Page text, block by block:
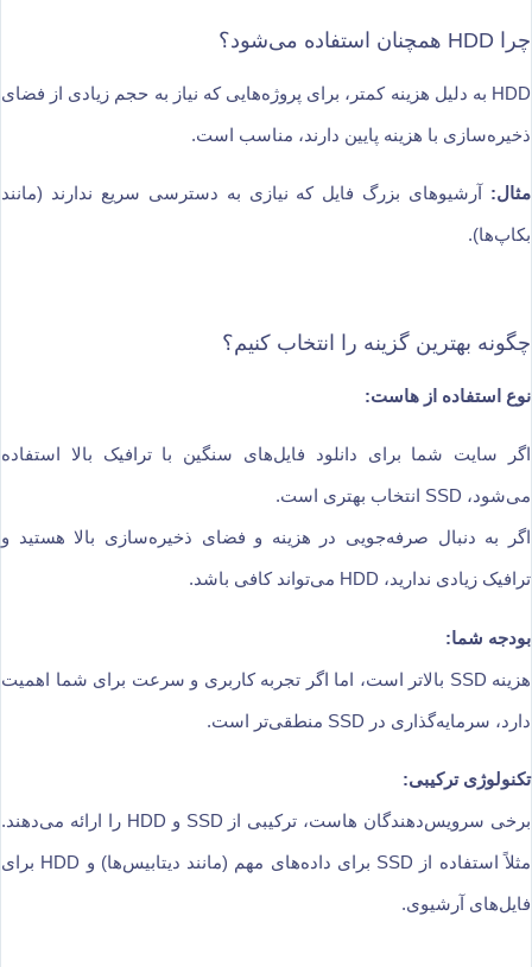
چرا HDD همچنان استفاده می‌شود؟
HDD به دلیل هزینه کمتر، برای پروژه‌هایی که نیاز به حجم زیادی از فضای
ذخیره‌سازی با هزینه پایین دارند، مناسب است.
مثال: آرشیوهای بزرگ فایل که نیازی به دسترسی سریع ندارند (مانند
بکاپ‌ها).
چگونه بهترین گزینه را انتخاب کنیم؟
نوع استفاده از هاست:
اگر سایت شما برای دانلود فایل‌های سنگین با ترافیک بالا استفاده
می‌شود، SSD انتخاب بهتری است.
اگر به دنبال صرفه‌جویی در هزینه و فضای ذخیره‌سازی بالا هستید و
ترافیک زیادی ندارید، HDD می‌تواند کافی باشد.
بودجه شما:
هزینه SSD بالاتر است، اما اگر تجربه کاربری و سرعت برای شما اهمیت
دارد، سرمایه‌گذاری در SSD منطقی‌تر است.
تکنولوژی ترکیبی:
برخی سرویس‌دهندگان هاست، ترکیبی از SSD و HDD را ارائه می‌دهند.
مثلاً استفاده از SSD برای داده‌های مهم (مانند دیتابیس‌ها) و HDD برای
فایل‌های آرشیوی.